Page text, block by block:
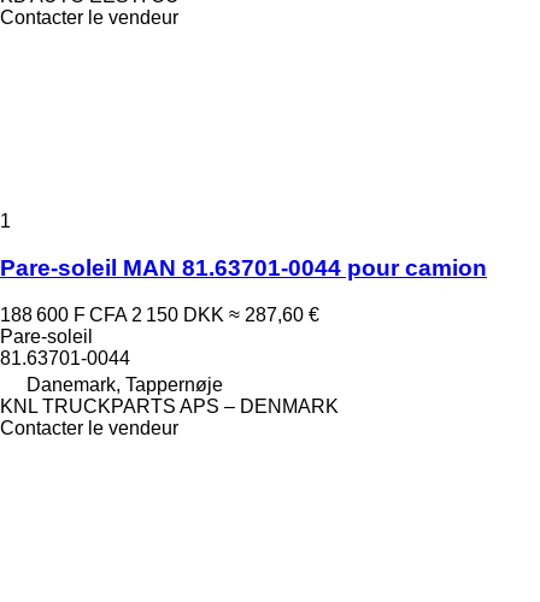
Contacter le vendeur
1
Pare-soleil MAN 81.63701-0044 pour camion
188 600 F CFA 2 150 DKK ≈ 287,60 €
Pare-soleil
81.63701-0044
Danemark, Tappernøje
KNL TRUCKPARTS APS – DENMARK
Contacter le vendeur